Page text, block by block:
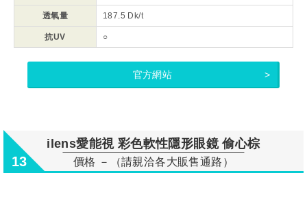
透氧量 187.5 Dk/t
抗UV ○
官方網站
13
ilens愛能視 彩色軟性隱形眼鏡 偷心棕
價格 －（請親洽各大販售通路）